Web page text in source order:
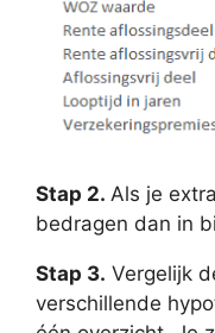
Stap 2. Als je
bedragen dan in
Stap 3. Vergelijk
verschillende